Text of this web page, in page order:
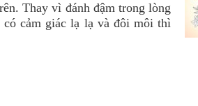
Thay vì đánh đậm trong lòng
có cảm giác lạ lạ và đôi môi thì